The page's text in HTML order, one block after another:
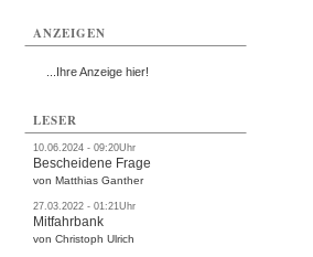
ANZEIGEN
...Ihre Anzeige hier!
LESER
10.06.2024 - 09:20Uhr
Bescheidene Frage
von Matthias Ganther
27.03.2022 - 01:21Uhr
Mitfahrbank
von Christoph Ulrich